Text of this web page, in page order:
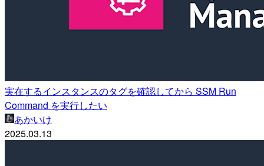
実在するインスタンスのタグを確認してから SSM Run
Command を実行したい
あかいけ
2025.03.13